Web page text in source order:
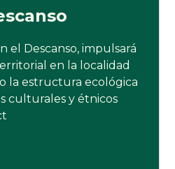
el Descanso, impulsará
en la localidad
la estructura ecológica
culturales y étnicos